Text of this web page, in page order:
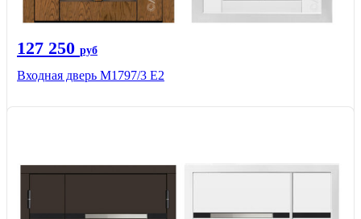
127 250 руб
Входная дверь М1797/3 Е2